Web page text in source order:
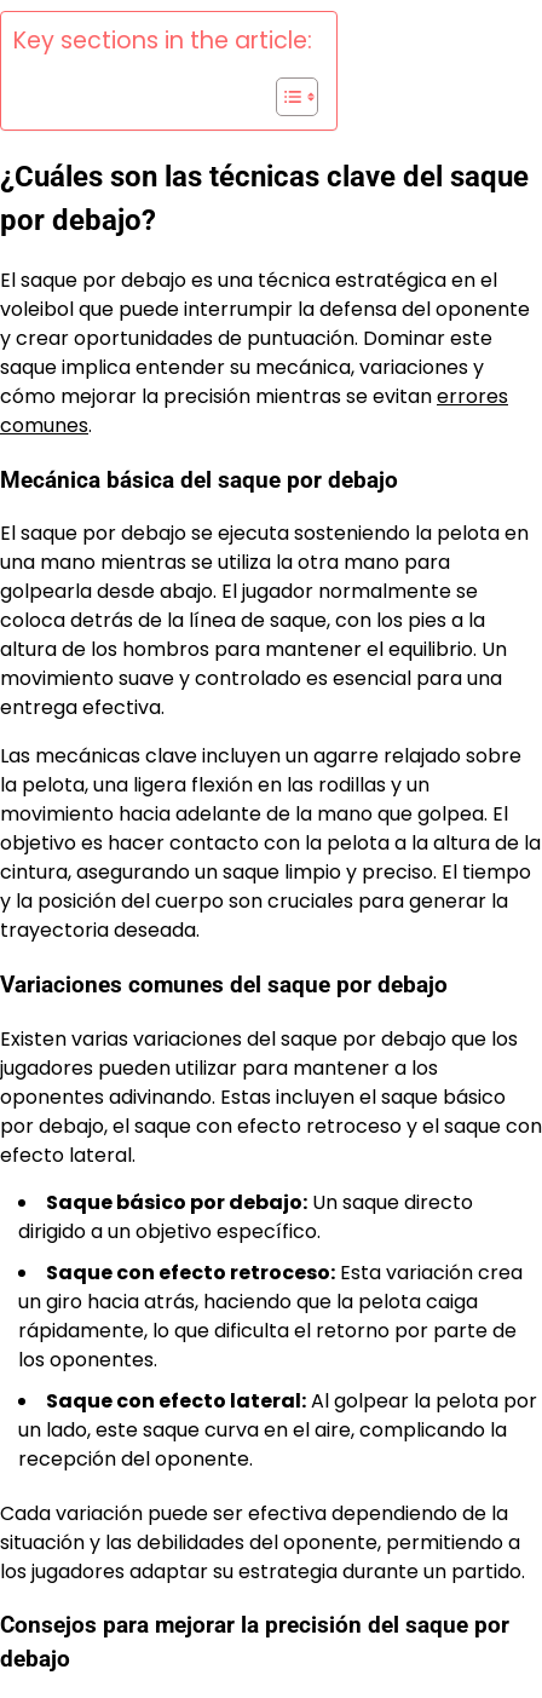
Key sections in the article:
¿Cuáles son las técnicas clave del saque
por debajo?
El saque por debajo es una técnica estratégica en el
voleibol que puede interrumpir la defensa del oponente
y crear oportunidades de puntuación. Dominar este
saque implica entender su mecánica, variaciones y
cómo mejorar la precisión mientras se evitanerrores
comunes.
Mecánica básica del saque por debajo
El saque por debajo se ejecuta sosteniendo la pelota en
una mano mientras se utiliza la otra mano para
golpearla desde abajo. El jugador normalmente se
coloca detrás de la línea de saque, con los pies a la
altura de los hombros para mantener el equilibrio. Un
movimiento suave y controlado es esencial para una
entrega efectiva.
Las mecánicas clave incluyen un agarre relajado sobre
la pelota, una ligera flexión en las rodillas y un
movimiento hacia adelante de la mano que golpea. El
objetivo es hacer contacto con la pelota a la altura de la
cintura, asegurando un saque limpio y preciso. El tiempo
y la posición del cuerpo son cruciales para generar la
trayectoria deseada.
Variaciones comunes del saque por debajo
Existen varias variaciones del saque por debajo que los
jugadores pueden utilizar para mantener a los
oponentes adivinando. Estas incluyen el saque básico
por debajo, el saque con efecto retroceso y el saque con
efecto lateral.
Saque básico por debajo: Un saque directo
dirigido a un objetivo específico.
Saque con efecto retroceso: Esta variación crea
un giro hacia atrás, haciendo que la pelota caiga
rápidamente, lo que dificulta el retorno por parte de
los oponentes.
Saque con efecto lateral:Al golpear la pelota por
un lado, este saque curva en el aire, complicando la
recepción del oponente.
Cada variación puede ser efectiva dependiendo de la
situación y las debilidades del oponente, permitiendo a
los jugadores adaptar su estrategia durante un partido.
Consejos para mejorar la precisión del saque por
debajo